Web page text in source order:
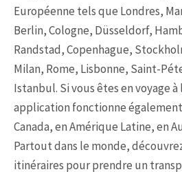
Européenne tels que Londres,
Berlin, Cologne, Düsseldorf,
Randstad, Copenhague,
Milan, Rome, Lisbonne, Saint-
Istanbul. Si vous êtes en voyage
application fonctionne
Canada, en Amérique Latine, en
Partout dans le monde,
itinéraires pour prendre un